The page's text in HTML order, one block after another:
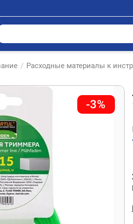
/ Расходные материалы к
-3%